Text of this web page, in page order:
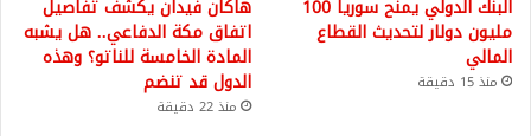
البنك الدولي يمنح سوريا 100
مليون دولار لتحديث القطاع
المالي
منذ 15 دقيقة
هاكان فيدان يكشف تفاصيل
اتفاق مكة الدفاعي.. هل يشبه
المادة الخامسة للناتو؟ وهذه
الدول قد تنضم
منذ 22 دقيقة